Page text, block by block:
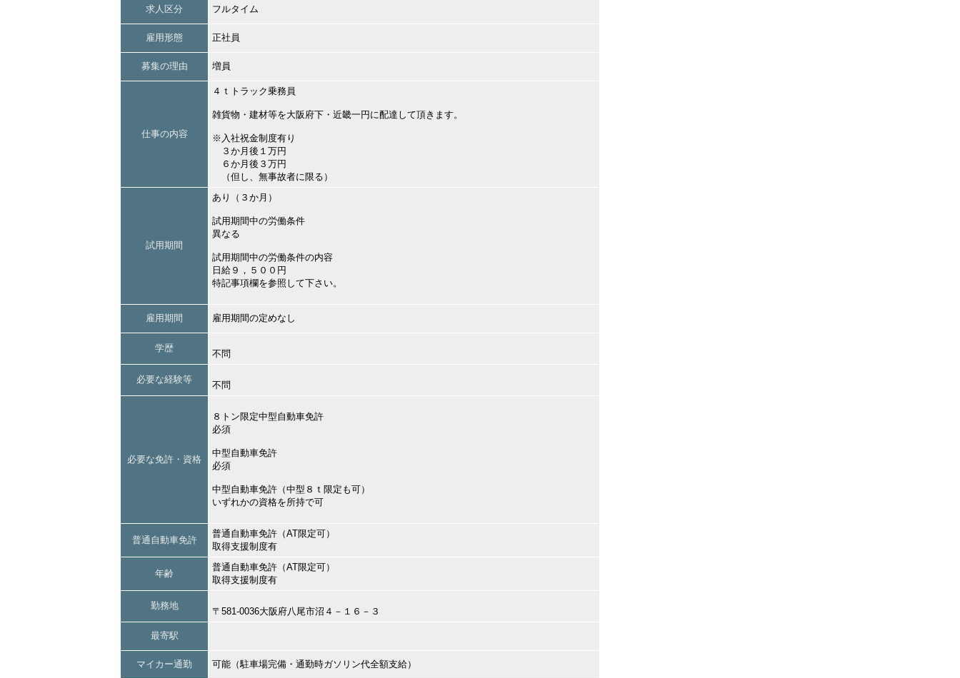
求人区分 フルタイム
雇用形態 正社員
募集の理由 増員
仕事の内容
４ｔトラック乗務員
雑貨物・建材等を大阪府下・近畿一円に配達して頂きます。
※入社祝金制度有り
３か月後１万円
６か月後３万円
（但し、無事故者に限る）
試用期間
あり（３か月）
試用期間中の労働条件
異なる
試用期間中の労働条件の内容
日給９，５００円
特記事項欄を参照して下さい。
雇用期間 雇用期間の定めなし
学歴
不問
必要な経験等
不問
必要な免許・資格
８トン限定中型自動車免許
必須
中型自動車免許
必須
中型自動車免許（中型８ｔ限定も可）
いずれかの資格を所持で可
普通自動車免許
普通自動車免許（AT限定可）
取得支援制度有
年齢
普通自動車免許（AT限定可）
取得支援制度有
勤務地
〒581-0036大阪府八尾市沼４－１６－３
最寄駅
マイカー通勤 可能（駐車場完備・通勤時ガソリン代全額支給）